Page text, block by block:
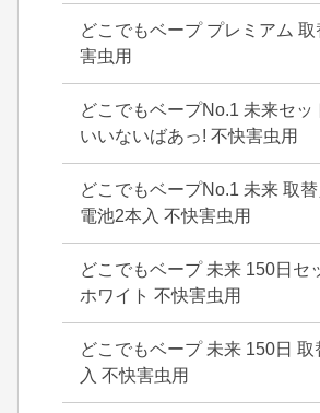
どこでもベープ プレミアム
害虫用
どこでもベープNo.1 未来セッ
いいないばあっ! 不快害虫用
どこでもベープNo.1 未来 取
電池2本入 不快害虫用
どこでもベープ 未来 150日セ
ホワイト 不快害虫用
どこでもベープ 未来 150日 取
入 不快害虫用